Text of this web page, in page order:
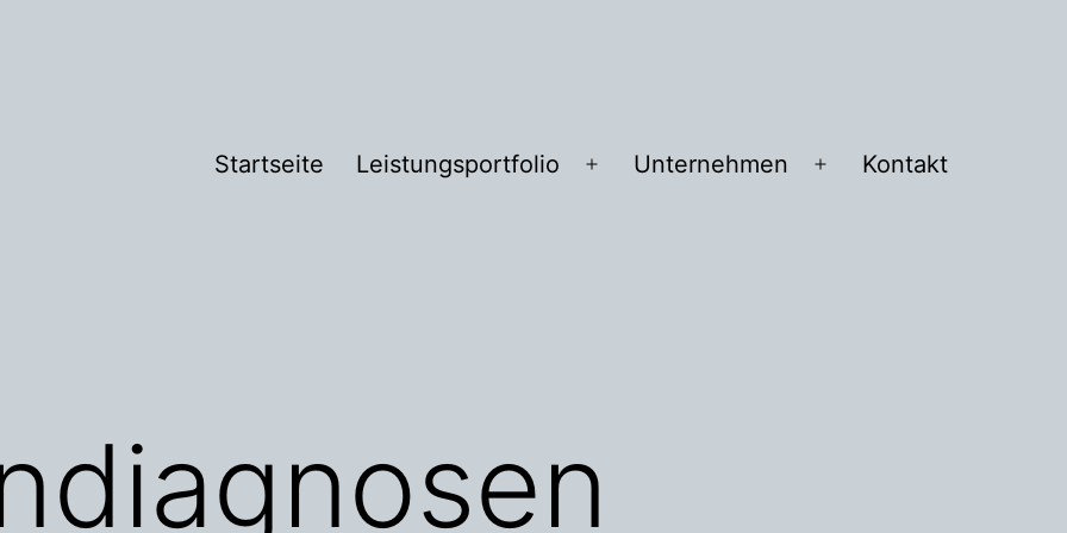
Startseite Leistungsportfolio
Menü
Unternehmen
Menü
Kontakt